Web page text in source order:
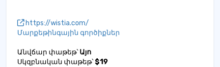
https://wistia.com/
Մարքեթինգային գործիքներ
Անվճար փաթեթ՝ Այո
Սկզբնական փաթեթ՝$19